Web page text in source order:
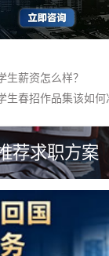
生薪资怎么样？
生春招作品集该如何
荐求职方案